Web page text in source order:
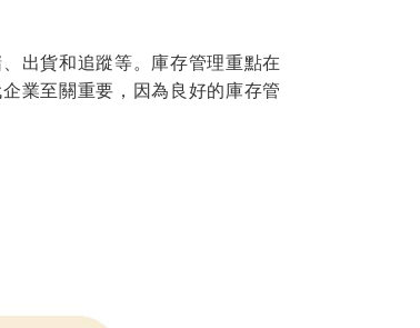
出貨和追蹤等。庫存管理重點在
業至關重要，因為良好的庫存管